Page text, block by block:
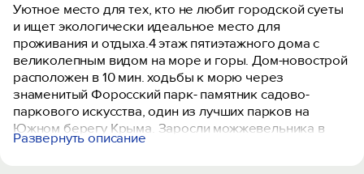
Уютное место для тех, кто не любит городской суеты
и ищет экологически идеальное место для
проживания и отдыха.4 этаж пятиэтажного дома с
великолепным видом на море и горы. Дом-новострой
расположен в 10 мин. ходьбы к морю через
знаменитый Форосский парк- памятник садово-
паркового искусства, один из лучших парков на
Южном берегу Крыма. Заросли можжевельника в
округе создают уникальный в своем роде на ЮБК
Развернуть описание